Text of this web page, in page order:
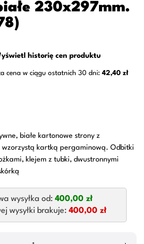
230x297mm.
historię cen produktu
cena w ciągu ostatnich 30 dni: 42,40 zł
białe kartonowe strony z
wzorzystą kartką pergaminową. Odbitki
klejem z tubki, dwustronnymi
wysyłka od: 400,00 zł
wysyłki brakuje: 400,00 zł